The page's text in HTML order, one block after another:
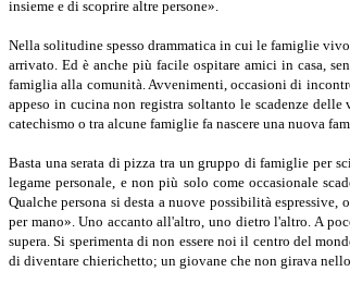
insieme e di scoprire altre persone».
Nella solitudine spesso drammatica in cui le fami­glie
arrivato. Ed è anche più facile ospitare amici in casa,
famiglia alla comunità. Avvenimen­ti, occasioni di
appe­so in cucina non registra soltanto le scadenze
catechismo o tra alcune fami­glie fa nascere una nuova
Basta una serata di pizza tra un gruppo di famiglie per
legame personale, e non più solo come occasionale
Qualche persona si desta a nuove possibilità
per mano». Uno accanto all'altro, uno dietro l'altro. A
supera. Si sperimenta di non es­sere noi il centro del
di diventare chierichetto; un giovane che non gira­va